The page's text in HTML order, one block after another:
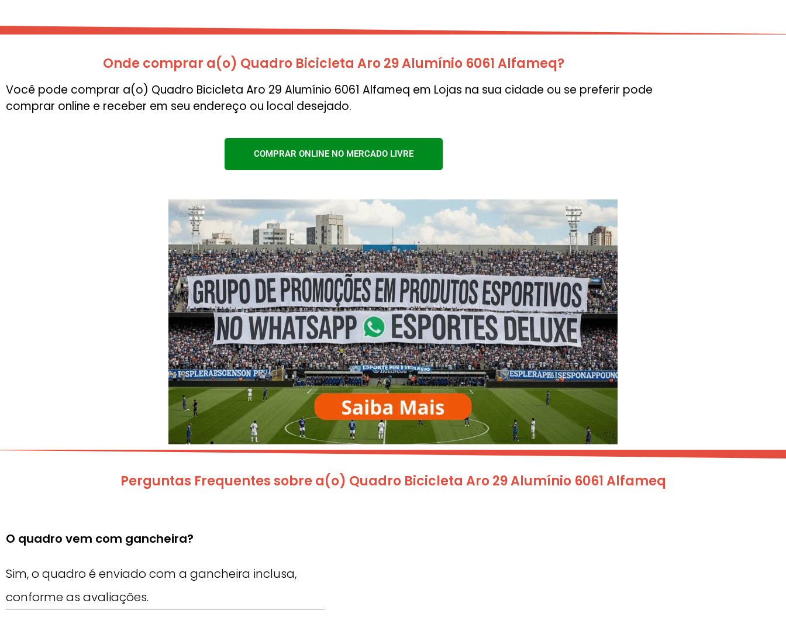
Onde comprar a(o) Quadro Bicicleta Aro 29 Alumínio 6061 Alfameq?
Você pode comprar a(o) Quadro Bicicleta Aro 29 Alumínio 6061 Alfameq em Lojas na sua cidade ou se preferir pode
comprar online e receber em seu endereço ou local desejado.
COMPRAR ONLINE NO MERCADO LIVRE
Perguntas Frequentes sobre a(o) Quadro Bicicleta Aro 29 Alumínio 6061 Alfameq
O quadro vem com gancheira?
Sim, o quadro é enviado com a gancheira inclusa,
conforme as avaliações.